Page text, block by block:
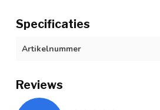
Specificaties
Artikelnummer
Reviews